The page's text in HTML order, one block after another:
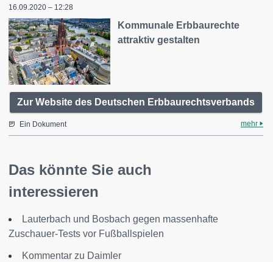
16.09.2020 – 12:28
Kommunale Erbbaurechte
attraktiv gestalten
Zur Website des Deutschen Erbbaurechtsverbands
Ein Dokument mehr
Das könnte Sie auch
interessieren
Lauterbach und Bosbach gegen massenhafte
Zuschauer-Tests vor Fußballspielen
Kommentar zu Daimler